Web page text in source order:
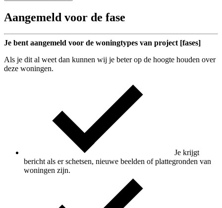
Aangemeld voor de fase
Je bent aangemeld voor de woningtypes van project [fases]
Als je dit al weet dan kunnen wij je beter op de hoogte houden over
deze woningen.
Je krijgt
bericht als er schetsen, nieuwe beelden of plattegronden van
woningen zijn.